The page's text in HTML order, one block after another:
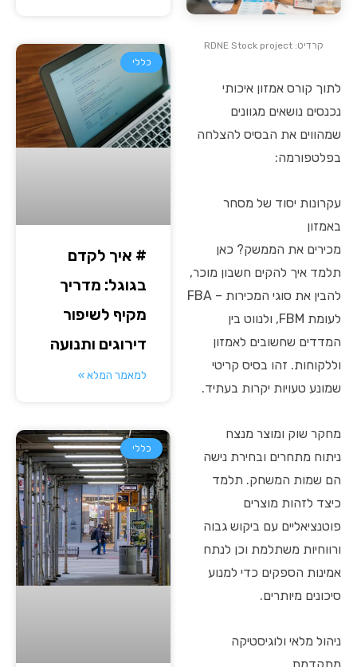
קרדיט: RDNE Stock project
לתוך קורס אמזון איכותי
נכנסים נושאים מגוונים
שמהווים את הבסיס להצלחה
בפלטפורמה:
עקרונות יסוד של מסחר
באמזון
מכירים את הממשק? כאן
תלמד איך להקים חשבון מוכר,
להבין את סוגי המכירות – FBA
לעומת FBM, ולנווט בין
המדדים שחשובים לאמזון
וללקוחות. זהו בסיס קריטי
שמונע טעויות יקרות בעתיד.
מחקר שוק ומוצר מנצח
ניתוח מתחרים ובחירת נישה
הם שמות המשחק. תלמד
כיצד לזהות מוצרים
פוטנציאליים עם ביקוש גבוה
ורווחיות משתלמת וכן לנתח
אמינות הספקים כדי למנוע
סיכונים מיותרים.
ניהול מלאי ולוגיסטיקה
מתקדמת
כללי
# איך לקדם
בגוגל: מדריך
מקיף לשיפור
דירוגים ותנועה
למאמר המלא »
כללי